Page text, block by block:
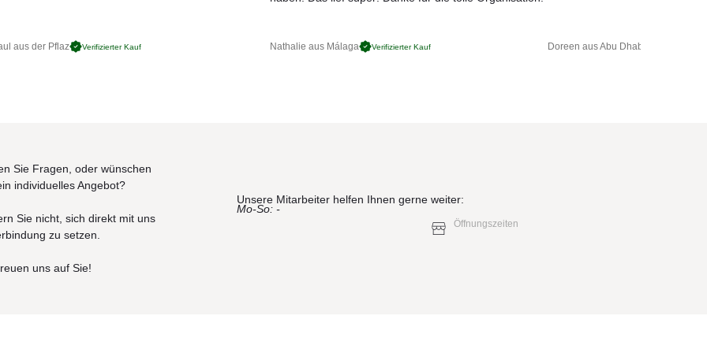
aus der Pflaz Verifizierter Kauf Nathalie aus Málaga Verifizierter Kauf Doreen aus Abu Dhabi
Sie Fragen, oder wünschen
individuelles Angebot?
Sie nicht, sich direkt mit uns
zu setzen.
uns auf Sie!
Unsere Mitarbeiter helfen Ihnen gerne weiter:
Mo-So: -
Öffnungszeiten